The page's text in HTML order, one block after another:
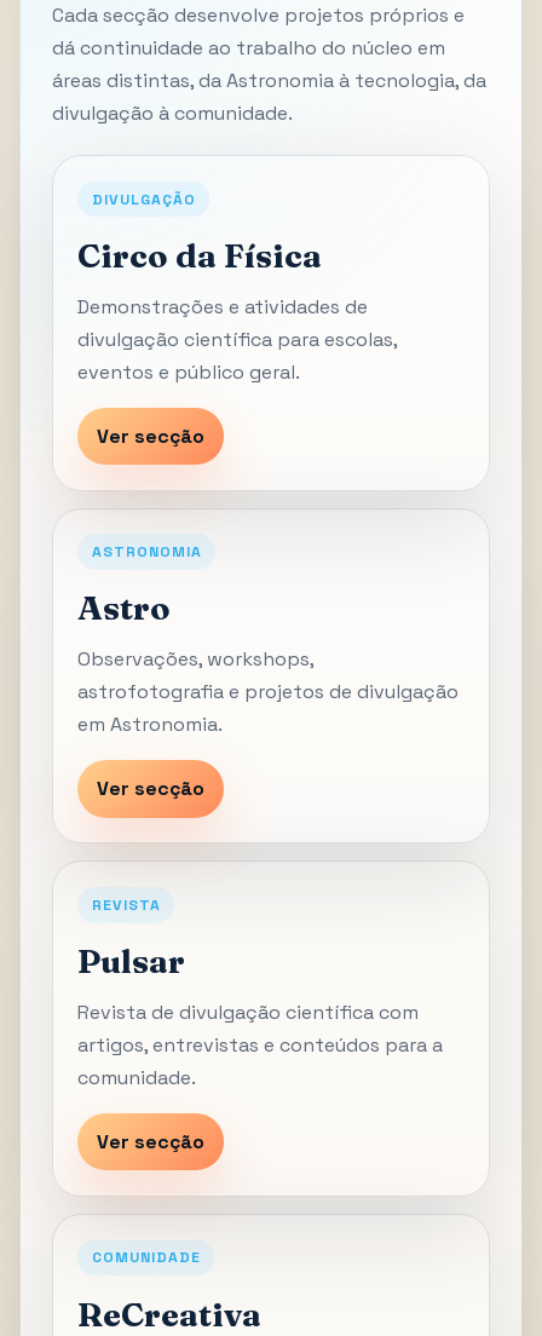
Cada secção desenvolve projetos próprios e
dá continuidade ao trabalho do núcleo em
áreas distintas, da Astronomia à tecnologia, da
divulgação à comunidade.
DIVULGAÇÃO
Circo da Física
Demonstrações e atividades de
divulgação científica para escolas,
eventos e público geral.
Ver secção
ASTRONOMIA
Astro
Observações, workshops,
astrofotografia e projetos de divulgação
em Astronomia.
Ver secção
REVISTA
Pulsar
Revista de divulgação científica com
artigos, entrevistas e conteúdos para a
comunidade.
Ver secção
COMUNIDADE
ReCreativa